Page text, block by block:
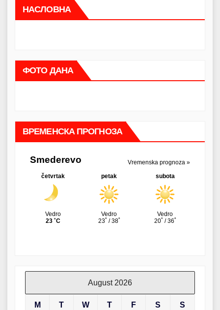
НАСЛОВНА
ФОТО ДАНА
ВРЕМЕНСКА ПРОГНОЗА
August 2026
M T W T F S S